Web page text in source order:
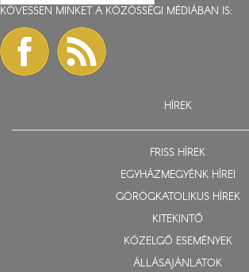
KÖVESSEN MINKET A KÖZÖSSÉGI MÉDIÁBAN IS:
HÍREK
FRISS HÍREK
EGYHÁZMEGYÉNK HÍREI
GÖRÖGKATOLIKUS HÍREK
KITEKINTŐ
KÖZELGŐ ESEMÉNYEK
ÁLLÁSAJÁNLATOK